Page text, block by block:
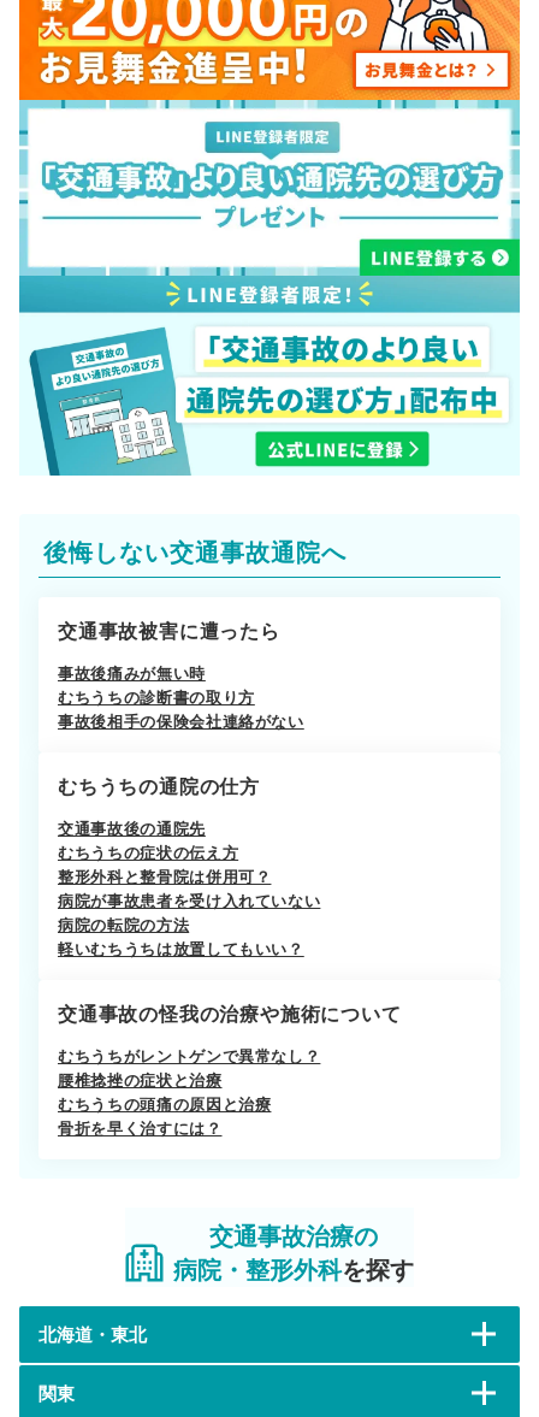
後悔しない交通事故通院へ
交通事故被害に遭ったら
事故後痛みが無い時
むちうちの診断書の取り方
事故後相手の保険会社連絡がない
むちうちの通院の仕方
交通事故後の通院先
むちうちの症状の伝え方
整形外科と整骨院は併用可？
病院が事故患者を受け入れていない
病院の転院の方法
軽いむちうちは放置してもいい？
交通事故の怪我の治療や施術について
むちうちがレントゲンで異常なし？
腰椎捻挫の症状と治療
むちうちの頭痛の原因と治療
骨折を早く治すには？
交通事故治療の
病院・整形外科を探す
北海道・東北
関東